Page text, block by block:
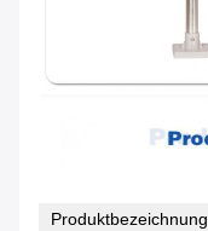
Produktbezeichnung